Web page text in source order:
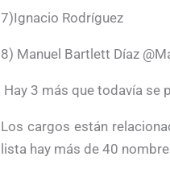
7)Ignacio Rodríguez
8) Manuel Bartlett Díaz
Hay 3 más que todavía se
Los cargos están
lista hay más de 40